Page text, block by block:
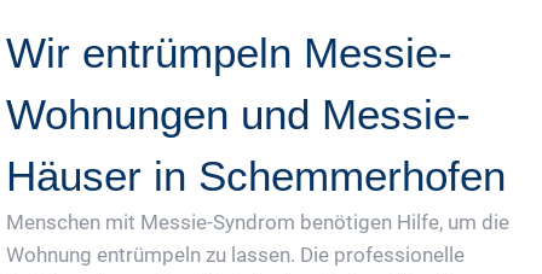
Wir entrümpeln Messie-
Wohnungen und Messie-
Häuser in Schemmerhofen
Menschen mit Messie-Syndrom benötigen Hilfe, um die
Wohnung entrümpeln zu lassen. Die professionelle